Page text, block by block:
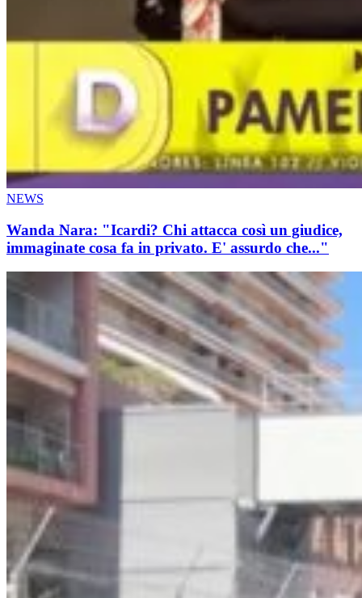
NEWS
Wanda Nara: "Icardi? Chi attacca così un giudice,
immaginate cosa fa in privato. E' assurdo che..."